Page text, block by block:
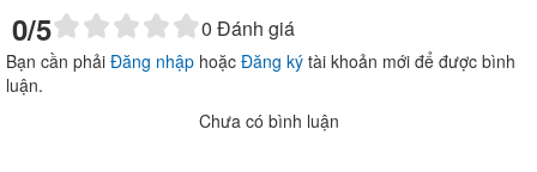
0/5 0 Đánh giá
Bạn cần phải Đăng nhập hoặc Đăng ký tài khoản mới để được bình
luận.
Chưa có bình luận